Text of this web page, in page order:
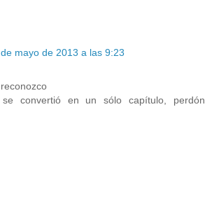
mayo de 2013 a las 9:23
se convertió en un sólo capítulo, perdón